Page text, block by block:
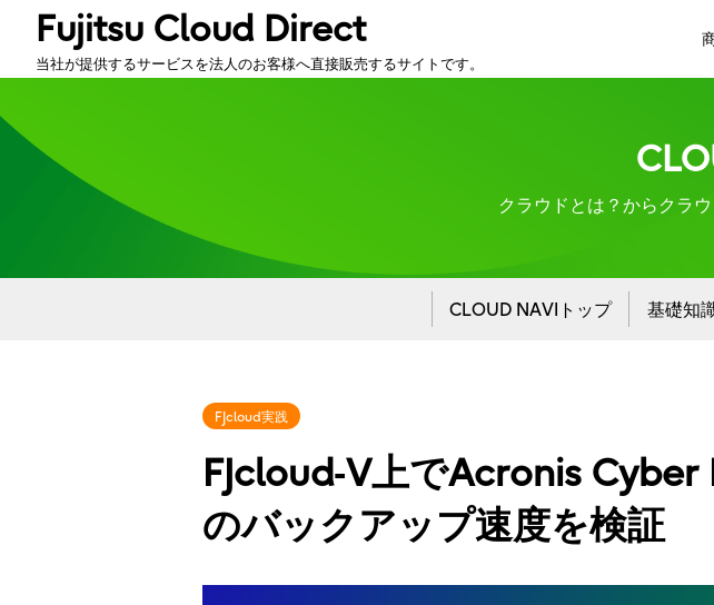
Fujitsu Cloud Direct
当社が提供するサービスを法人のお客様へ直接販売するサイトです。
クラウドとは？からクラ
CLOUD NAVIトップ 基礎知
FJcloud実践
FJcloud‑V上でAcronis
のバックアップ速度を検証